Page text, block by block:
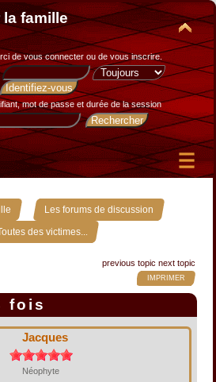
famille
devous connecter ou de vous inscrire.
mot de passe et durée de la session
» Les forums de discussion »
des victimes...
previous topic next topic
IMPRIMER
fois
Jacques
Néophyte